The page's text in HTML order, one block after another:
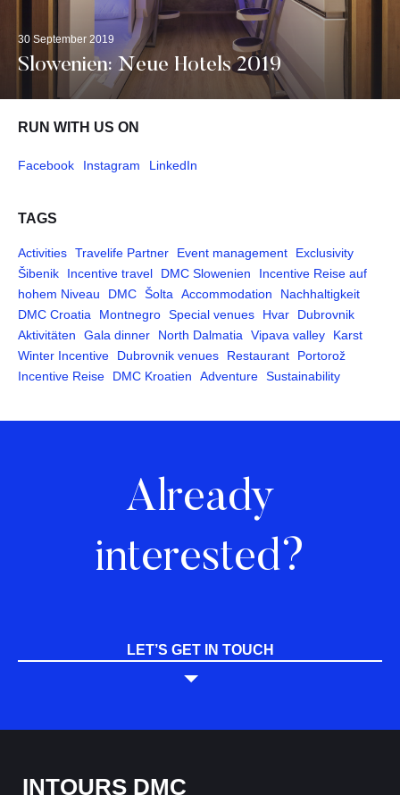
30 September 2019
Slowenien: Neue Hotels 2019
RUN WITH US ON
Facebook Instagram LinkedIn
TAGS
Activities Travelife Partner Event management
Exclusivity
Šibenik
Incentive travel DMC Slowenien
Incentive Reise auf
hohem Niveau
DMC Šolta Accommodation
Nachhaltigkeit
DMC Croatia
Montnegro Special venues Hvar
Dubrovnik
Aktivitäten
Gala dinner North Dalmatia Vipava valley
Karst
Winter Incentive
Dubrovnik venues Restaurant
Portorož
Incentive Reise
DMC Kroatien Adventure Sustainability
Already
interested?
LET’S GET IN TOUCH
INTOURS DMC